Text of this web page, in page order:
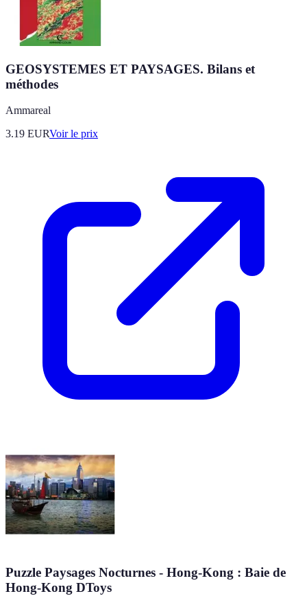
GEOSYSTEMES ET PAYSAGES. Bilans et
méthodes
Ammareal
3.19 EURVoir le prix
Puzzle Paysages Nocturnes - Hong-Kong : Baie de
Hong-Kong DToys